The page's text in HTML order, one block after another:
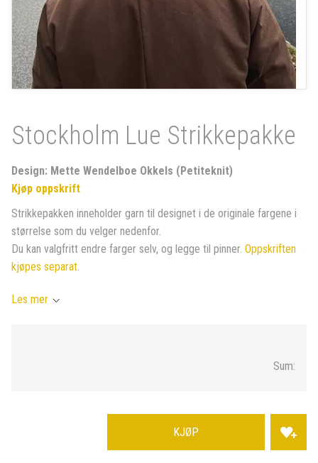
Stockholm Lue Strikkepakke
Design: Mette Wendelboe Okkels (Petiteknit)
Kjøp oppskrift
Strikkepakken inneholder garn til designet i de originale fargene i
størrelse som du velger nedenfor.
Du kan valgfritt endre farger selv, og legge til pinner. Oppskriften
kjøpes separat.
Les mer
Sum:
KJØP